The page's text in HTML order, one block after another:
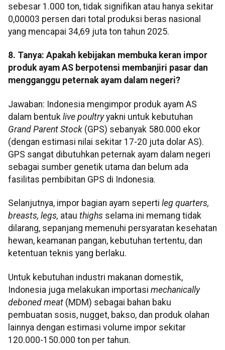
sebesar 1.000 ton, tidak signifikan atau hanya sekitar
0,00003 persen dari total produksi beras nasional
yang mencapai 34,69 juta ton tahun 2025.
8. Tanya: Apakah kebijakan membuka keran impor
produk ayam AS berpotensi membanjiri pasar dan
mengganggu peternak ayam dalam negeri?
Jawaban: Indonesia mengimpor produk ayam AS
dalam bentuk live poultryyakni untuk kebutuhan
Grand Parent Stock (GPS) sebanyak 580.000 ekor
(dengan estimasi nilai sekitar 17-20 juta dolar AS).
GPS sangat dibutuhkan peternak ayam dalam negeri
sebagai sumber genetik utama dan belum ada
fasilitas pembibitan GPS di Indonesia.
Selanjutnya, impor bagian ayam seperti leg quarters,
breasts, legs, atau thighs selama ini memang tidak
dilarang, sepanjang memenuhi persyaratan kesehatan
hewan, keamanan pangan, kebutuhan tertentu, dan
ketentuan teknis yang berlaku.
Untuk kebutuhan industri makanan domestik,
Indonesia juga melakukan importasi mechanically
deboned meat (MDM) sebagai bahan baku
pembuatan sosis, nugget, bakso, dan produk olahan
lainnya dengan estimasi volume impor sekitar
120.000-150.000 ton per tahun.